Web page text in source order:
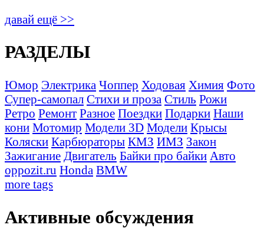
давай ещё >>
РАЗДЕЛЫ
Юмор Электрика Чоппер Ходовая Химия Фото
Супер-самопал Стихи и проза Стиль Рожи
Ретро Ремонт Разное Поездки Подарки Наши
кони Мотомир Модели 3D Модели Крысы
Коляски Карбюраторы КМЗ ИМЗ Закон
Зажигание Двигатель Байки про байки Авто
oppozit.ru Honda BMW
more tags
Активные обсуждения